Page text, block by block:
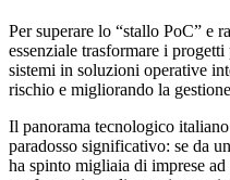
Per superare lo “stallo PoC” e
essenziale trasformare i
sistemi in soluzioni operative
rischio e migliorando la
Il panorama tecnologico
paradosso significativo: se da
ha spinto migliaia di imprese